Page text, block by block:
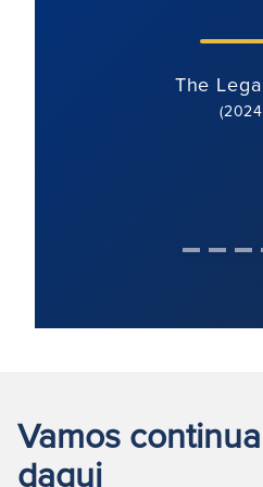
The
Vamos
daqui